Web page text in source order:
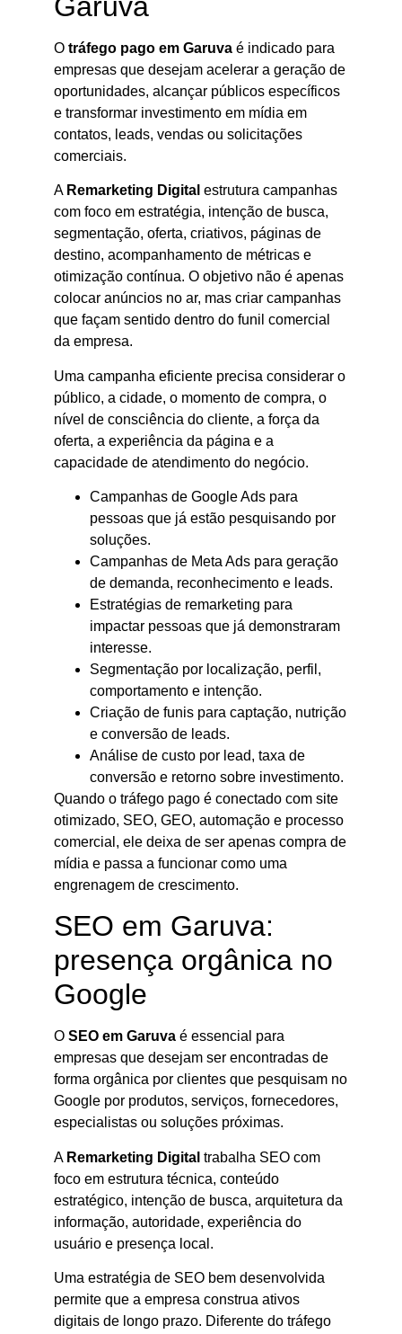
O tráfego pago em Garuva é indicado para
empresas que desejam acelerar a geração de
oportunidades, alcançar públicos específicos
e transformar investimento em mídia em
contatos, leads, vendas ou solicitações
comerciais.
A Remarketing Digital estrutura campanhas
com foco em estratégia, intenção de busca,
segmentação, oferta, criativos, páginas de
destino, acompanhamento de métricas e
otimização contínua. O objetivo não é apenas
colocar anúncios no ar, mas criar campanhas
que façam sentido dentro do funil comercial
da empresa.
Uma campanha eficiente precisa considerar o
público, a cidade, o momento de compra, o
nível de consciência do cliente, a força da
oferta, a experiência da página e a
capacidade de atendimento do negócio.
Campanhas de Google Ads para
pessoas que já estão pesquisando por
soluções.
Campanhas de Meta Ads para geração
de demanda, reconhecimento e leads.
Estratégias de remarketing para
impactar pessoas que já demonstraram
interesse.
Segmentação por localização, perfil,
comportamento e intenção.
Criação de funis para captação, nutrição
e conversão de leads.
Análise de custo por lead, taxa de
conversão e retorno sobre investimento.
Quando o tráfego pago é conectado com site
otimizado, SEO, GEO, automação e processo
comercial, ele deixa de ser apenas compra de
mídia e passa a funcionar como uma
engrenagem de crescimento.
SEO em Garuva:
presença orgânica no
Google
O SEO em Garuva é essencial para
empresas que desejam ser encontradas de
forma orgânica por clientes que pesquisam no
Google por produtos, serviços, fornecedores,
especialistas ou soluções próximas.
A Remarketing Digital trabalha SEO com
foco em estrutura técnica, conteúdo
estratégico, intenção de busca, arquitetura da
informação, autoridade, experiência do
usuário e presença local.
Uma estratégia de SEO bem desenvolvida
permite que a empresa construa ativos
digitais de longo prazo. Diferente do tráfego